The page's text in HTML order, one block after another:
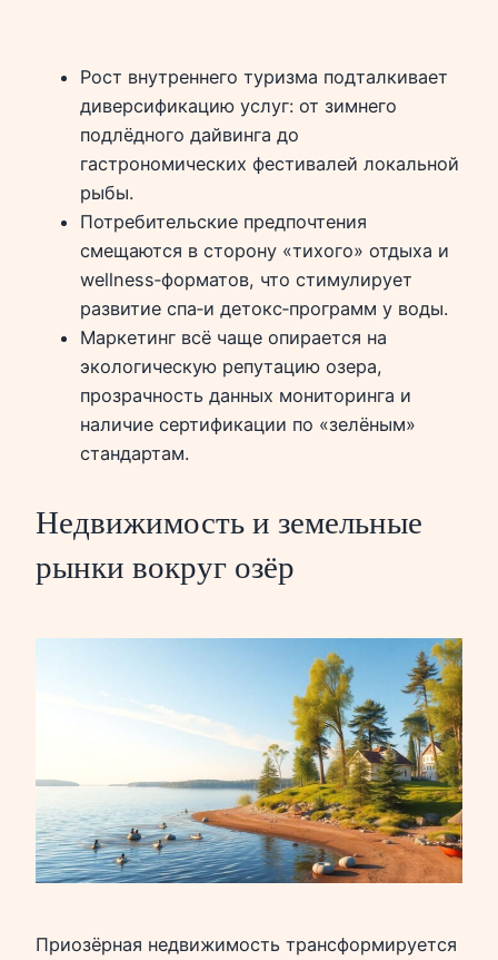
Рост внутреннего туризма подталкивает
диверсификацию услуг: от зимнего
подлёдного дайвинга до
гастрономических фестивалей локальной
рыбы.
Потребительские предпочтения
смещаются в сторону «тихого» отдыха и
wellness‑форматов, что стимулирует
развитие спа‑и детокс‑программ у воды.
Маркетинг всё чаще опирается на
экологическую репутацию озера,
прозрачность данных мониторинга и
наличие сертификации по «зелёным»
стандартам.
Недвижимость и земельные
рынки вокруг озёр
Приозёрная недвижимость трансформируется